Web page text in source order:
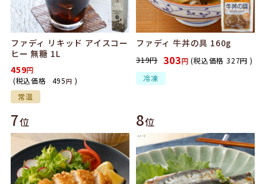
ファディ リキッド アイスコー
ヒー 無糖 1L
459
(税込価格 495円 )
常温
ファディ 牛丼の具 160g
319円 303円 (税込価格 327円 )
冷凍
7位 8位